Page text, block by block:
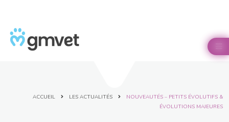
ACCUEIL LES ACTUALITÉS
NOUVEAUTÉS – PETITS ÉVOLUTIFS &
ÉVOLUTIONS MAJEURES